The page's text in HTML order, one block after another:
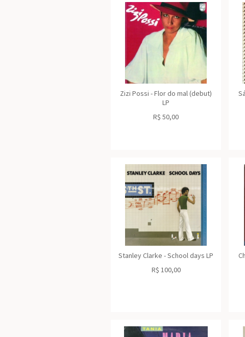
Zizi Possi - Flor do mal (debut)
LP
R$ 50,00
Stanley Clarke - School days LP
R$ 100,00